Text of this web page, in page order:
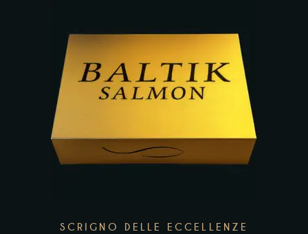
SCRIGNO DELLE ECCELLENZE